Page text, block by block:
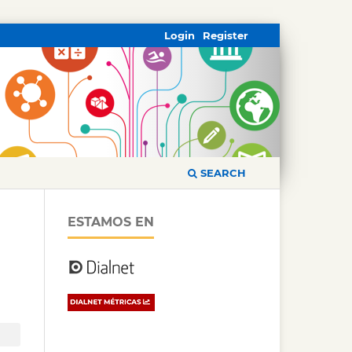
SEARCH
Register
Login
ESTAMOS EN